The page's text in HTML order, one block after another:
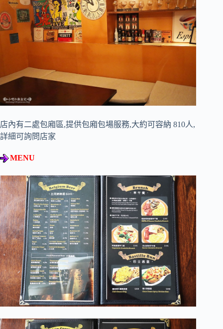
店內有二處包廂區,提供包廂包場服務,大約可容納 810人,
詳細可詢問店家
MENU